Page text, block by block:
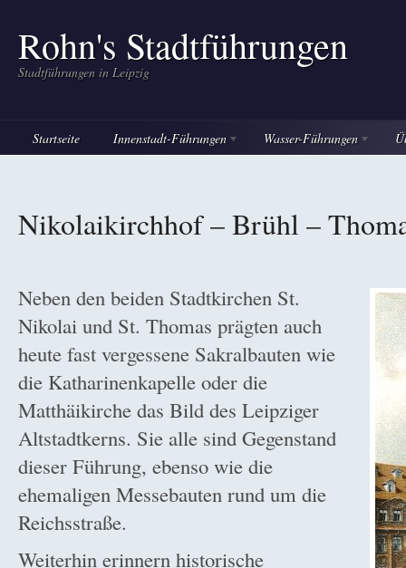
Rohn's Stadtführungen
Stadtführungen in Leipzig
Startseite Innenstadt-Führungen Wasser-Führungen
Nikolaikirchhof – Brühl –
Neben den beiden Stadtkirchen St.
Nikolai und St. Thomas prägten auch
heute fast vergessene Sakralbauten wie
die Katharinenkapelle oder die
Matthäikirche das Bild des Leipziger
Altstadtkerns. Sie alle sind Gegenstand
dieser Führung, ebenso wie die
ehemaligen Messebauten rund um die
Reichsstraße.
Weiterhin erinnern historische